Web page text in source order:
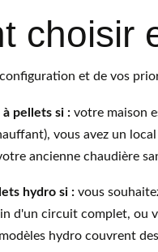
choisir
et de vos
pellets si : votre maison
vous avez un
ancienne chaudière
hydro si : vous
d'un circuit complet,
hydro couvrent